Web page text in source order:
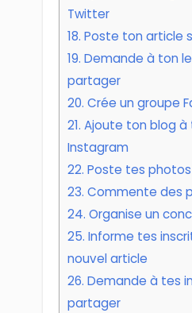
Twitter
18. Poste ton article
19. Demande à ton
partager
20. Crée un groupe
21. Ajoute ton blog à
Instagram
22. Poste tes
23. Commente des
24. Organise un
25. Informe tes
nouvel article
26. Demande à tes
partager